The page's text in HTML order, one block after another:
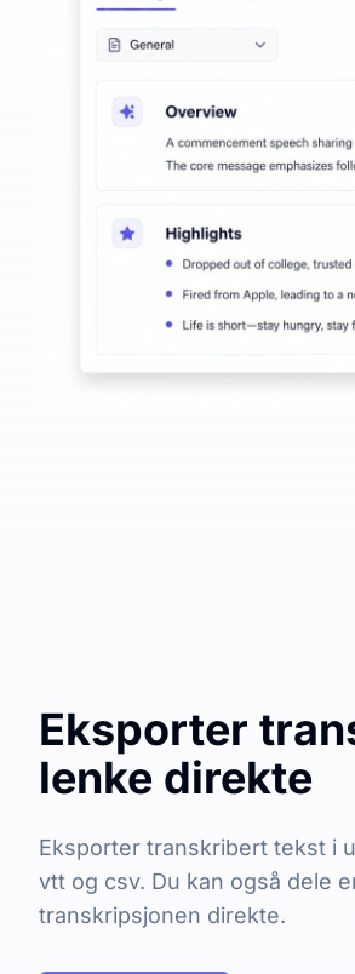
Eksporter
lenke direkte
Eksporter transkribert tekst i
vtt og csv. Du kan også dele
transkripsjonen direkte.